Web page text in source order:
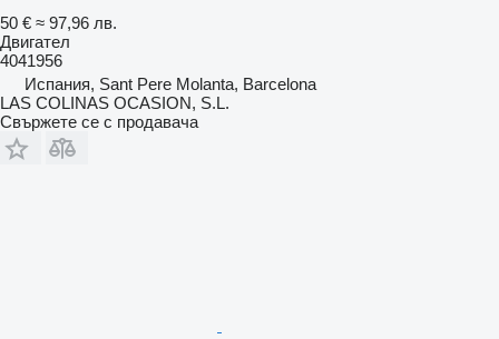
50 € ≈ 97,96 лв.
Двигател
4041956
Испания, Sant Pere Molanta, Barcelona
LAS COLINAS OCASION, S.L.
Свържете се с продавача